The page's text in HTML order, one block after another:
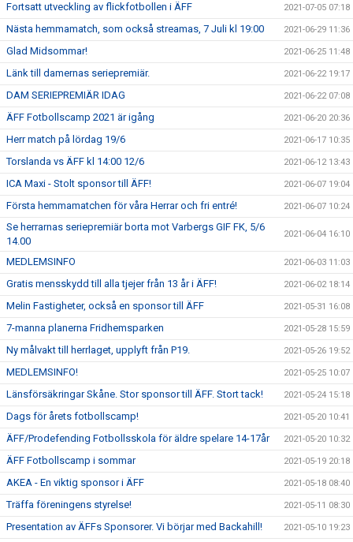
Fortsatt utveckling av flickfotbollen i ÄFF 2021-07-05 07:18
Nästa hemmamatch, som också streamas, 7 Juli kl 19:00 2021-06-29 11:36
Glad Midsommar! 2021-06-25 11:48
Länk till damernas seriepremiär. 2021-06-22 19:17
DAM SERIEPREMIÄR IDAG 2021-06-22 07:08
ÄFF Fotbollscamp 2021 är igång 2021-06-20 20:36
Herr match på lördag 19/6 2021-06-17 10:35
Torslanda vs ÄFF kl 14:00 12/6 2021-06-12 13:43
ICA Maxi - Stolt sponsor till ÄFF! 2021-06-07 19:04
Första hemmamatchen för våra Herrar och fri entré! 2021-06-07 10:24
Se herrarnas seriepremiär borta mot Varbergs GIF FK, 5/6
14.00
2021-06-04 16:10
MEDLEMSINFO 2021-06-03 11:03
Gratis mensskydd till alla tjejer från 13 år i ÄFF! 2021-06-02 18:14
Melin Fastigheter, också en sponsor till ÄFF 2021-05-31 16:08
7-manna planerna Fridhemsparken 2021-05-28 15:59
Ny målvakt till herrlaget, upplyft från P19. 2021-05-26 19:52
MEDLEMSINFO! 2021-05-25 10:07
Länsförsäkringar Skåne. Stor sponsor till ÄFF. Stort tack! 2021-05-24 15:18
Dags för årets fotbollscamp! 2021-05-20 10:41
ÄFF/Prodefending Fotbollsskola för äldre spelare 14-17år 2021-05-20 10:32
ÄFF Fotbollscamp i sommar 2021-05-19 20:18
AKEA - En viktig sponsor i ÄFF 2021-05-18 08:40
Träffa föreningens styrelse! 2021-05-11 08:30
Presentation av ÄFFs Sponsorer. Vi börjar med Backahill! 2021-05-10 19:23